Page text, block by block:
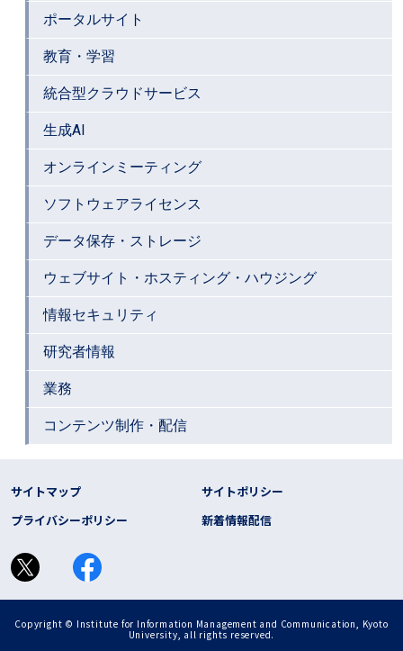
ポータルサイト
教育・学習
統合型クラウドサービス
生成AI
オンラインミーティング
ソフトウェアライセンス
データ保存・ストレージ
ウェブサイト・ホスティング・ハウジング
情報セキュリティ
研究者情報
業務
コンテンツ制作・配信
フッター リンク
サイトマップ
サイトポリシー
プライバシーポリシー
新着情報配信
Copyright © Institute for Information Management and Communication, Kyoto
University, all rights reserved.